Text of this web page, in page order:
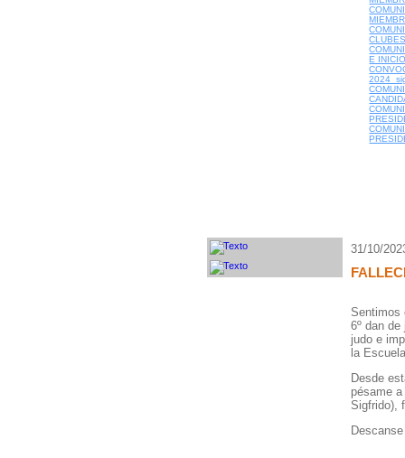
E
31/10/
Sentimos
6º dan
judo e
la
Desde
pésame
Sigfrido),